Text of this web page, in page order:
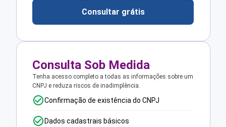
Consultar grátis
Consulta Sob Medida
Tenha acesso completo a todas as informações sobre um
CNPJ e reduza riscos de inadimplência.
Confirmação de existência do CNPJ
Dados cadastrais básicos